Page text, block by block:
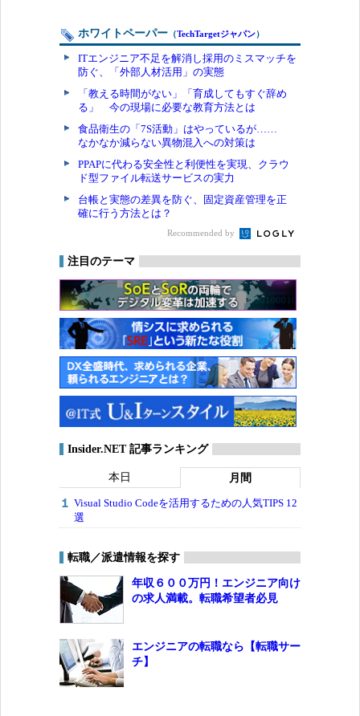
ホワイトペーパー （TechTargetジャパン）
ITエンジニア不足を解消し採用のミスマッチを
防ぐ、「外部人材活用」の実態
「教える時間がない」「育成してもすぐ辞め
る」 今の現場に必要な教育方法とは
食品衛生の「7S活動」はやっているが……
なかなか減らない異物混入への対策は
PPAPに代わる安全性と利便性を実現、クラウ
ド型ファイル転送サービスの実力
台帳と実態の差異を防ぐ、固定資産管理を正
確に行う方法とは？
Recommended by
注目のテーマ
Insider.NET 記事ランキング
本日 月間
Visual Studio Codeを活用するための人気TIPS 12
選
転職／派遣情報を探す
年収６００万円！エンジニア向け
の求人満載。転職希望者必見
エンジニアの転職なら【転職サー
チ】